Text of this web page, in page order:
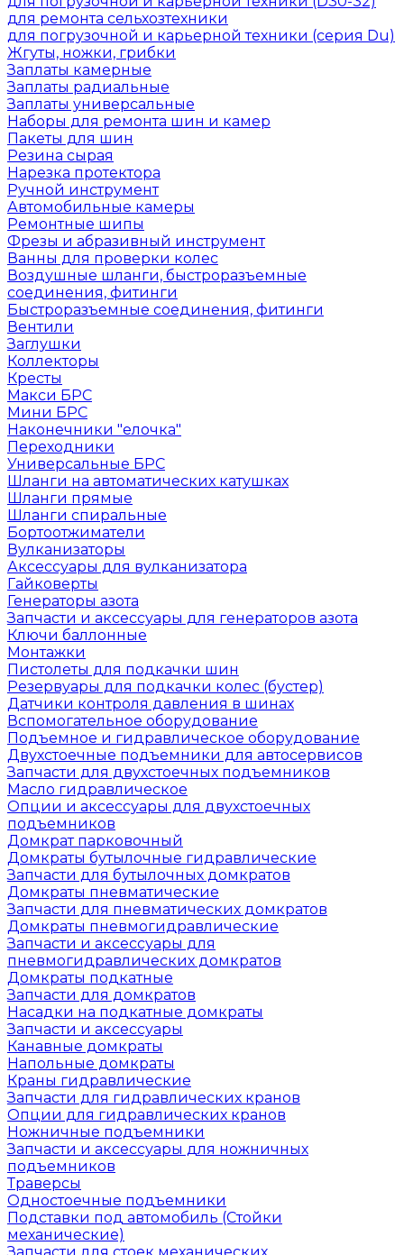
для ремонта сельхозтехники
для погрузочной и карьерной техники (серия Du)
Жгуты, ножки, грибки
Заплаты камерные
Заплаты радиальные
Заплаты универсальные
Наборы для ремонта шин и камер
Пакеты для шин
Резина сырая
Нарезка протектора
Ручной инструмент
Автомобильные камеры
Ремонтные шипы
Фрезы и абразивный инструмент
Ванны для проверки колес
Воздушные шланги, быстроразъемные
соединения, фитинги
Быстроразъемные соединения, фитинги
Вентили
Заглушки
Коллекторы
Кресты
Макси БРС
Мини БРС
Наконечники "елочка"
Переходники
Универсальные БРС
Шланги на автоматических катушках
Шланги прямые
Шланги спиральные
Бортоотжиматели
Вулканизаторы
Аксессуары для вулканизатора
Гайковерты
Генераторы азота
Запчасти и аксессуары для генераторов азота
Ключи баллонные
Монтажки
Пистолеты для подкачки шин
Резервуары для подкачки колес (бустер)
Датчики контроля давления в шинах
Вспомогательное оборудование
Подъемное и гидравлическое оборудование
Двухстоечные подъемники для автосервисов
Запчасти для двухстоечных подъемников
Масло гидравлическое
Опции и аксессуары для двухстоечных
подъемников
Домкрат парковочный
Домкраты бутылочные гидравлические
Запчасти для бутылочных домкратов
Домкраты пневматические
Запчасти для пневматических домкратов
Домкраты пневмогидравлические
Запчасти и аксессуары для
пневмогидравлических домкратов
Домкраты подкатные
Запчасти для домкратов
Насадки на подкатные домкраты
Запчасти и аксессуары
Канавные домкраты
Напольные домкраты
Краны гидравлические
Запчасти для гидравлических кранов
Опции для гидравлических кранов
Ножничные подъемники
Запчасти и аксессуары для ножничных
подъемников
Траверсы
Одностоечные подъемники
Подставки под автомобиль (Стойки
механические)